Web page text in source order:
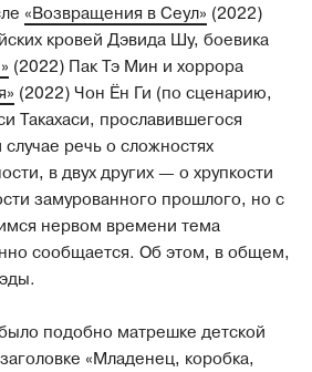
«Возвращения в Сеул» (2022)
кровей Дэвида Шу, боевика
(2022) Пак Тэ Мин и хоррора
(2022) Чон Ён Ги (по сценарию,
Такахаси, прославившегося
речь о сложностях
в двух других — о хрупкости
замурованного прошлого, но с
нервом времени тема
сообщается. Об этом, в общем,
подобно матрешке детской
«Младенец, коробка,